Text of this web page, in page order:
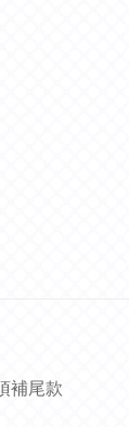
補尾款